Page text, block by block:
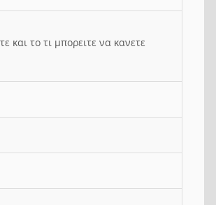
και το τι μπορειτε να κανετε